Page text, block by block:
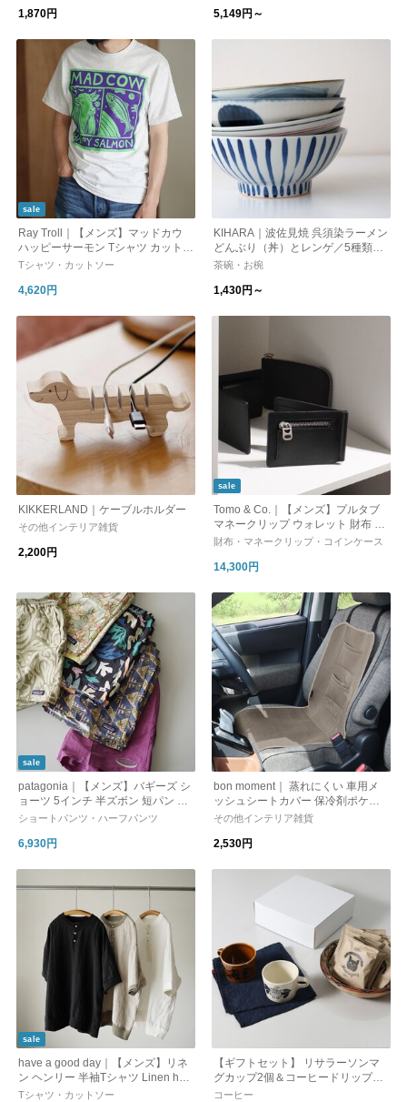
1,870円 5,149円～
sale
Ray Troll｜【メンズ】マッドカウ
ハッピーサーモン Tシャツ カットソ
ー プリントT グラフィックT 半袖 M
イトロール 父の日
Tシャツ・カットソー
4,620円
KIHARA｜波佐見焼 呉須染ラーメン
どんぶり（丼）とレンゲ／5種類
【麺鉢 盛り鉢】【新生活】
茶碗・お椀
1,430円～
KIKKERLAND｜ケーブルホルダー
その他インテリア雑貨
2,200円
sale
Tomo & Co.｜【メンズ】プルタブ
マネークリップ ウォレット 財布 P
ULL TAB MONEY CLIP WALEET T
ー 父の日
財布・マネークリップ・コインケース
14,300円
sale
patagonia｜【メンズ】バギーズ シ
ョーツ 5インチ 半ズボン 短パン パ
ンツ M's Baggies Shorts 5 in. 5702
ショートパンツ・ハーフパンツ
6,930円
bon moment｜ 蒸れにくい 車用メ
ッシュシートカバー 保冷剤ポケッ
ト付き
その他インテリア雑貨
2,530円
sale
have a good day｜【メンズ】リネ
ン ヘンリー 半袖Tシャツ Linen hen
ry s/s tee hgd-377 ハブアグッドデ
Tシャツ・カットソー
【ギフトセット】 リサラーソンマ
グカップ2個＆コーヒードリップパ
ック14袋セット ｜ギフト お中
コーヒー